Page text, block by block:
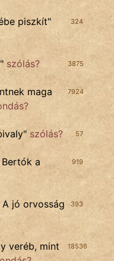
324
piszkít"
3875
" szólás?
7924
maga
57
" szólás?
919
a
393
jó orvosság
18536
veréb, mint